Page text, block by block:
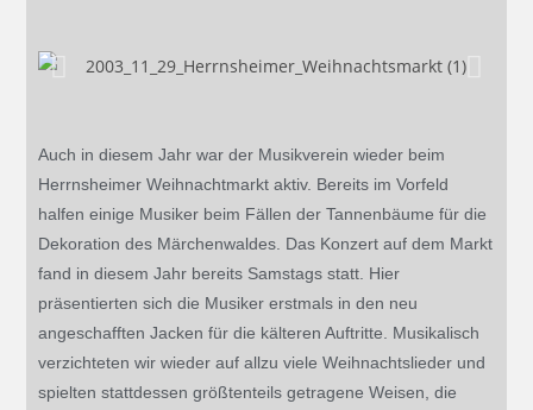
Auch in diesem Jahr war der Musikverein wieder beim
Herrnsheimer Weihnachtmarkt aktiv. Bereits im Vorfeld
halfen einige Musiker beim Fällen der Tannenbäume für die
Dekoration des Märchenwaldes. Das Konzert auf dem Markt
fand in diesem Jahr bereits Samstags statt. Hier
präsentierten sich die Musiker erstmals in den neu
angeschafften Jacken für die kälteren Auftritte. Musikalisch
verzichteten wir wieder auf allzu viele Weihnachtslieder und
spielten stattdessen größtenteils getragene Weisen, die